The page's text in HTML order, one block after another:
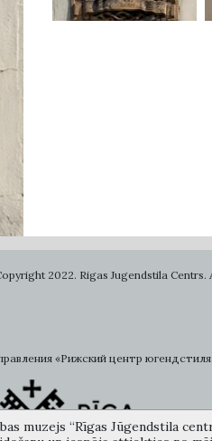
2022. Rigas Jugendstila Centrs.
«Рижский центр
muzejs “Rīgas Jūgendstila